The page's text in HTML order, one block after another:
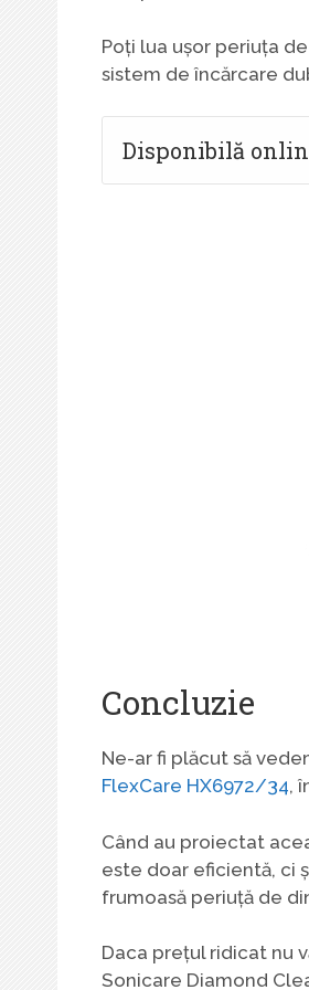
Poți lua ușor periuța
sistem de încărcare
Disponibilă
Concluzie
Ne-ar fi plăcut să
FlexCare HX6972/34,
Când au proiectat
este doar eficientă, ci
frumoasă periuță de
Daca prețul ridicat nu
Sonicare Diamond